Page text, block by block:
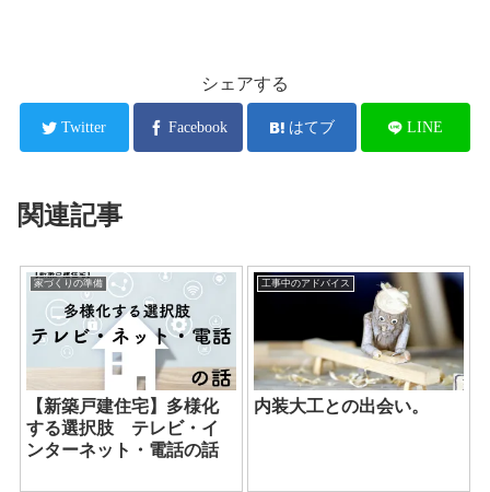
シェアする
Twitter Facebook はてブ LINE
関連記事
家づくりの準備
【新築戸建住宅】多様化
する選択肢 テレビ・イ
ンターネット・電話の話
工事中のアドバイス
内装大工との出会い。